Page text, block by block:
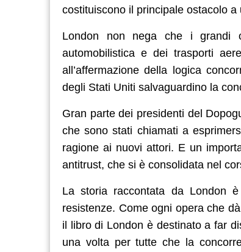
costituiscono il principale ostacolo a
London non nega che i grandi
automobilistica e dei trasporti
all’affermazione della logica
degli Stati Uniti salvaguardino la
Gran parte dei presidenti del
che sono stati chiamati a
ragione ai nuovi attori. E un
antitrust, che si è consolidata nel
La storia raccontata da London
resistenze. Come ogni opera che
il libro di London è destinato a far
una volta per tutte che la